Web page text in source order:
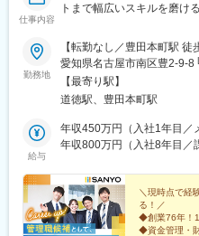
仕事内容
トまで幅広いスキルを磨け
勤務地
【転勤なし／豊田本町駅 徒
愛知県名古屋市南区豊2-9-
約3分※受動喫煙対策：オフ
【最寄り駅】
道徳駅、豊田本町駅
給与
年収450万円（入社1年目／
年収800万円（入社8年目／
＼現時点で経
る！／
◆創業76年！
◆資金管理・